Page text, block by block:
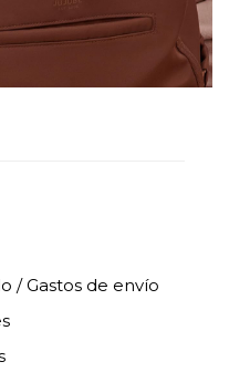
/ Gastos de envío